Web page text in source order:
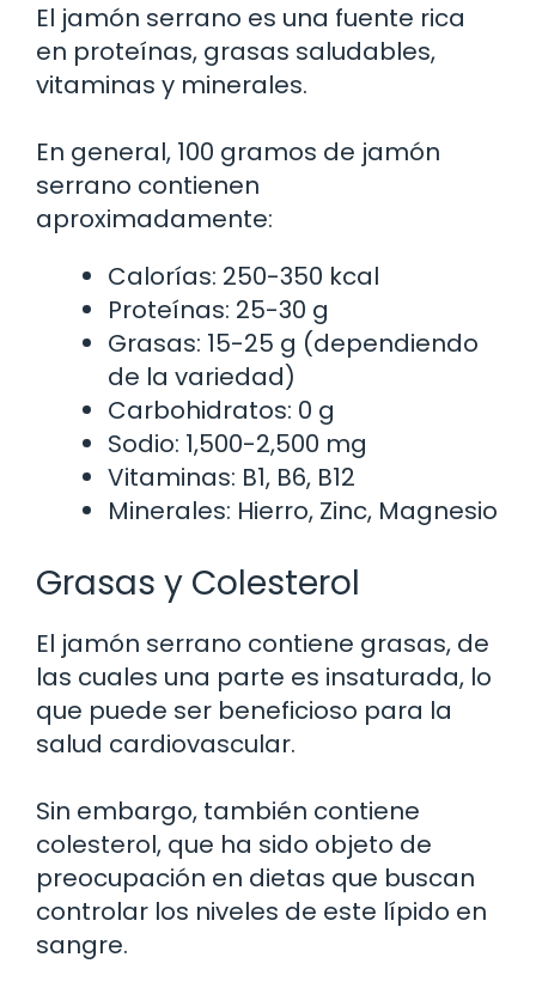
El jamón serrano es una fuente rica
en proteínas, grasas saludables,
vitaminas y minerales.
En general, 100 gramos de jamón
serrano contienen
aproximadamente:
Calorías: 250-350 kcal
Proteínas: 25-30 g
Grasas: 15-25 g (dependiendo
de la variedad)
Carbohidratos: 0 g
Sodio: 1,500-2,500 mg
Vitaminas: B1, B6, B12
Minerales: Hierro, Zinc, Magnesio
Grasas y Colesterol
El jamón serrano contiene grasas, de
las cuales una parte es insaturada, lo
que puede ser beneficioso para la
salud cardiovascular.
Sin embargo, también contiene
colesterol, que ha sido objeto de
preocupación en dietas que buscan
controlar los niveles de este lípido en
sangre.